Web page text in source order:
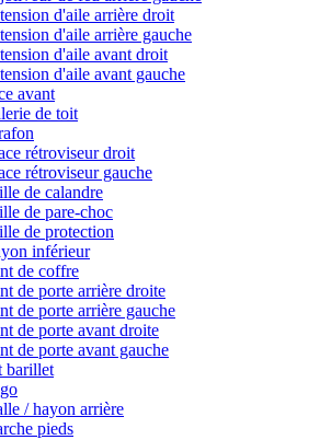
d'aile arrière droit
d'aile arrière gauche
d'aile avant droit
d'aile avant gauche
avant
de toit
rétroviseur droit
rétroviseur gauche
de calandre
de pare-choc
de protection
inférieur
de coffre
de porte arrière droite
de porte arrière gauche
de porte avant droite
de porte avant gauche
barillet
/ hayon arrière
pieds